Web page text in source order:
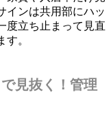
インは共用部にハッ
度立ち止まって見直
。
見抜く！管理